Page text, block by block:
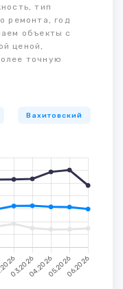
тип
ремонта, год
объекты с
ценой,
точную
Вахитовский